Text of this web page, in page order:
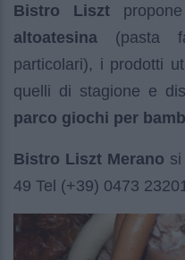
Bistro Liszt
altoatesina (pasta
particolari), i prodotti
quelli di stagione e
parco giochi per
Bistro Liszt Merano
49 Tel (+39) 0473